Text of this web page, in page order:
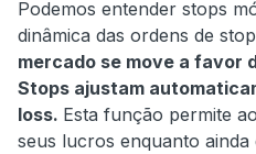
Podemos entender stops
dinâmica das ordens de
mercado se move a favor
Stops ajustam
loss. Esta função permite
seus lucros enquanto